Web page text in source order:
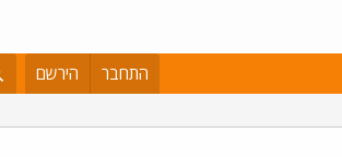
התחבר הירשם